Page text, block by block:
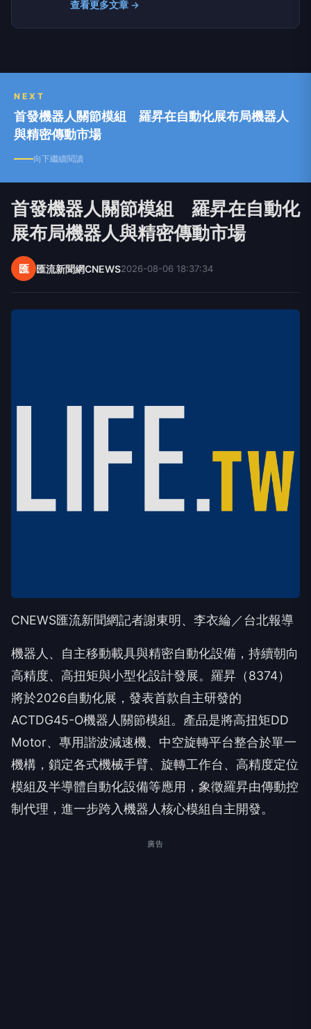
得信賴的媒體
查看更多文章 →
NEXT
首發機器人關節模組 羅昇在自動化展布局機器人
與精密傳動市場
向下繼續閱讀
首發機器人關節模組 羅昇在自動化
展布局機器人與精密傳動市場
匯 匯流新聞網CNEWS2026-08-06 18:37:34
CNEWS匯流新聞網記者謝東明、李衣綸／台北報導
機器人、自主移動載具與精密自動化設備，持續朝向
高精度、高扭矩與小型化設計發展。羅昇（8374）
將於2026自動化展，發表首款自主研發的
ACTDG45-O機器人關節模組。產品是將高扭矩DD
Motor、專用諧波減速機、中空旋轉平台整合於單一
機構，鎖定各式機械手臂、旋轉工作台、高精度定位
模組及半導體自動化設備等應用，象徵羅昇由傳動控
制代理，進一步跨入機器人核心模組自主開發。
廣告